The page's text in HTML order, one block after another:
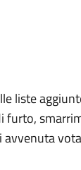
liste
furto,